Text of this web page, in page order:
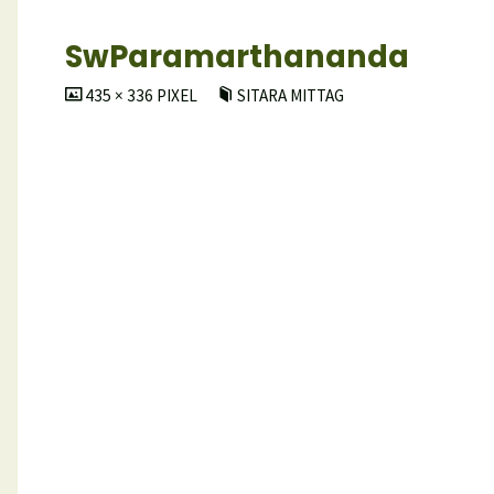
SwParamarthananda
ORIGINALGRÖSSE
435 × 336 PIXEL SITARA MITTAG